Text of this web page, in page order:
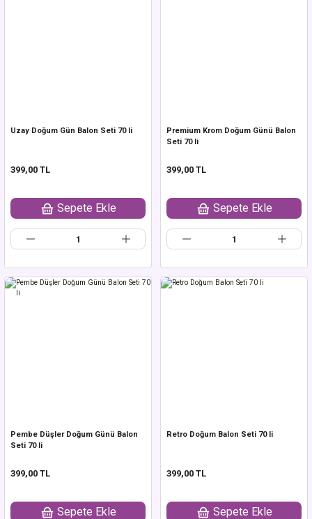
Uzay Doğum Gün Balon Seti 70 li
399,00 TL
Sepete Ekle
Premium Krom Doğum Günü Balon
Seti 70 li
399,00 TL
Sepete Ekle
Pembe Düşler Doğum Günü Balon
Seti 70 li
399,00 TL
Sepete Ekle
Retro Doğum Balon Seti 70 li
399,00 TL
Sepete Ekle